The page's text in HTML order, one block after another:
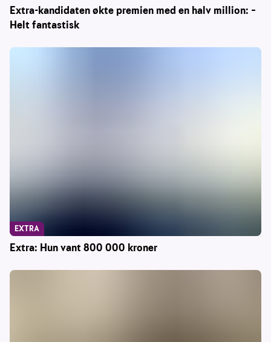
Extra-kandidaten økte premien med en halv million: –
Helt fantastisk
Extra: Hun vant 800 000 kroner
EXTRA